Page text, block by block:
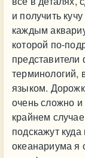
и получить
каждым
которой по-
терминологий,
языком.
очень сложно
крайнем
подскажут
океанариума я